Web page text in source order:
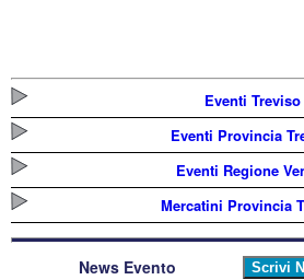
Eventi Treviso
Eventi Provincia
Eventi Regione
Mercatini Provincia
News Evento